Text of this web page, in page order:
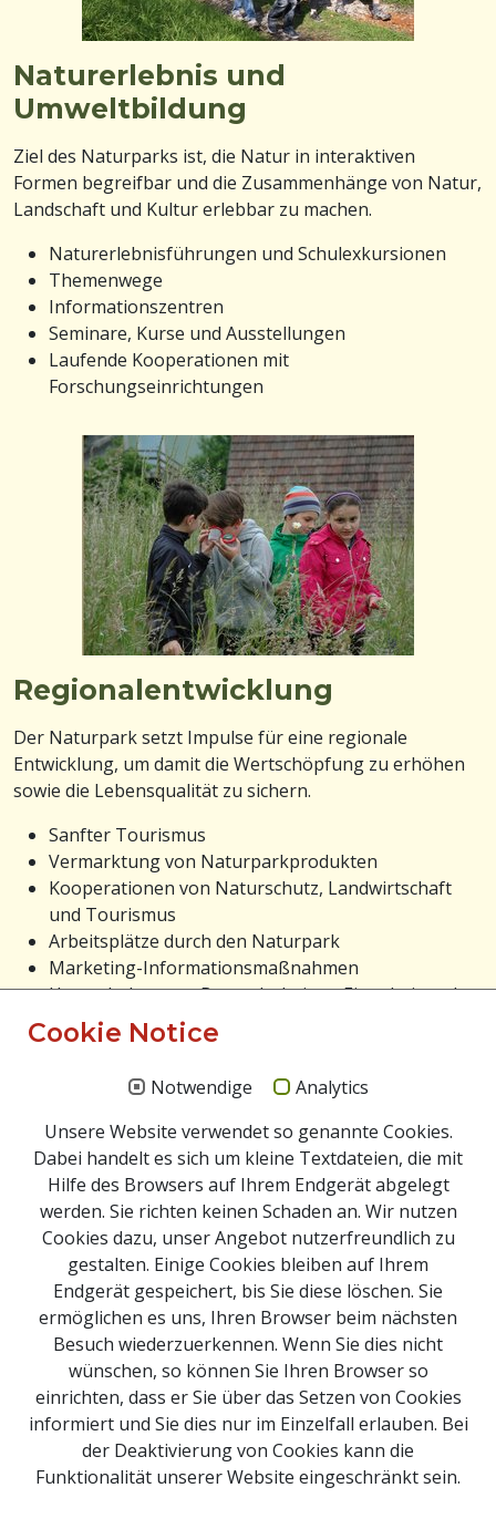
Naturerlebnis und
Umweltbildung
Ziel des Naturparks ist, die Natur in interaktiven
Formen begreifbar und die Zusammenhänge von Natur,
Landschaft und Kultur erlebbar zu machen.
Naturerlebnisführungen und Schulexkursionen
Themenwege
Informationszentren
Seminare, Kurse und Ausstellungen
Laufende Kooperationen mit
Forschungseinrichtungen
Regionalentwicklung
Der Naturpark setzt Impulse für eine regionale
Entwicklung, um damit die Wertschöpfung zu erhöhen
sowie die Lebensqualität zu sichern.
Sanfter Tourismus
Vermarktung von Naturparkprodukten
Kooperationen von Naturschutz, Landwirtschaft
und Tourismus
Arbeitsplätze durch den Naturpark
Marketing-Informationsmaßnahmen
Hervorheben von Besonderheiten, Eigenheiten der
Region und folglich Identitätsstiftung
Impressum
Newsletter Anmeldung
Kontakt
Downloads
Cookie Notice
Notwendige
Analytics
Unsere Website verwendet so genannte Cookies.
Dabei handelt es sich um kleine Textdateien, die mit
Hilfe des Browsers auf Ihrem Endgerät abgelegt
werden. Sie richten keinen Schaden an. Wir nutzen
Cookies dazu, unser Angebot nutzerfreundlich zu
gestalten. Einige Cookies bleiben auf Ihrem
Endgerät gespeichert, bis Sie diese löschen. Sie
ermöglichen es uns, Ihren Browser beim nächsten
Besuch wiederzuerkennen. Wenn Sie dies nicht
wünschen, so können Sie Ihren Browser so
einrichten, dass er Sie über das Setzen von Cookies
informiert und Sie dies nur im Einzelfall erlauben. Bei
der Deaktivierung von Cookies kann die
Funktionalität unserer Website eingeschränkt sein.